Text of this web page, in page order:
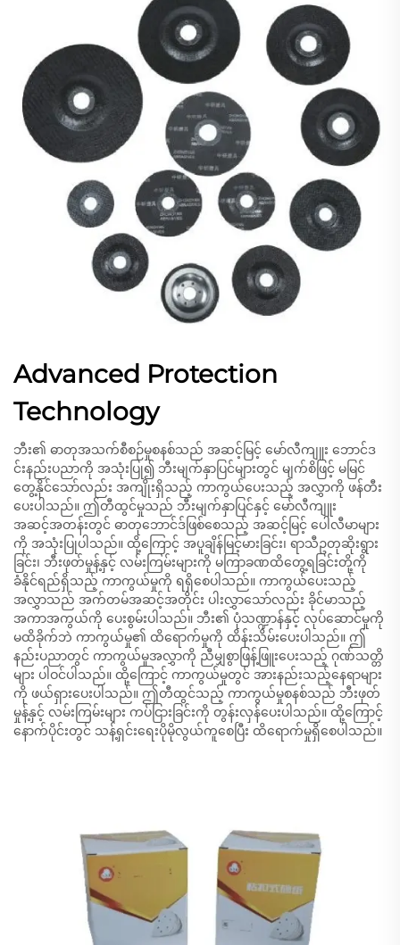
Advanced Protection
Technology
ဘီး၏ ဓာတုအသက်စီစဉ်မှုစနစ်သည် အဆင့်မြင့် မော်လီကျူး ဘောင်ဒ
င်းနည်းပညာကို အသုံးပြု၍ ဘီးမျက်နှာပြင်များတွင် မျက်စိဖြင့် မမြင်
တွေ့နိုင်သော်လည်း အကျိုးရှိသည့် ကာကွယ်ပေးသည့် အလွှာကို ဖန်တီး
ပေးပါသည်။ ဤတီထွင်မှုသည် ဘီးမျက်နှာပြင်နှင့် မော်လီကျူး
အဆင့်အတန်းတွင် ဓာတုဘောင်ဒ်ဖြစ်စေသည့် အဆင့်မြင့် ပေါလီမာများ
ကို အသုံးပြုပါသည်။ ထို့ကြောင့် အပူချိန်မြင့်မားခြင်း၊ ရာသီဥတုဆိုးရွား
ခြင်း၊ ဘီးဖုတ်မှုန့်နှင့် လမ်းကြမ်းများကို မကြာခဏထိတွေ့ရခြင်းတို့ကို
ခံနိုင်ရည်ရှိသည့် ကာကွယ်မှုကို ရရှိစေပါသည်။ ကာကွယ်ပေးသည့်
အလွှာသည် အက်တမ်အဆင့်အတိုင်း ပါးလွှာသော်လည်း ခိုင်မာသည့်
အကာအကွယ်ကို ပေးစွမ်းပါသည်။ ဘီး၏ ပုံသဏ္ဍာန်နှင့် လုပ်ဆောင်မှုကို
မထိခိုက်ဘဲ ကာကွယ်မှု၏ ထိရောက်မှုကို ထိန်းသိမ်းပေးပါသည်။ ဤ
နည်းပညာတွင် ကာကွယ်မှုအလွှာကို ညီမျှစွာဖြန့်ဖြူးပေးသည့် ဂုဏ်သတ္တိ
များ ပါဝင်ပါသည်။ ထို့ကြောင့် ကာကွယ်မှုတွင် အားနည်းသည့်နေရာများ
ကို ဖယ်ရှားပေးပါသည်။ ဤတီထွင်သည့် ကာကွယ်မှုစနစ်သည် ဘီးဖုတ်
မှုန့်နှင့် လမ်းကြမ်းများ ကပ်ငြားခြင်းကို တွန်းလှန်ပေးပါသည်။ ထို့ကြောင့်
နောက်ပိုင်းတွင် သန့်ရှင်းရေးပိုမိုလွယ်ကူစေပြီး ထိရောက်မှုရှိစေပါသည်။